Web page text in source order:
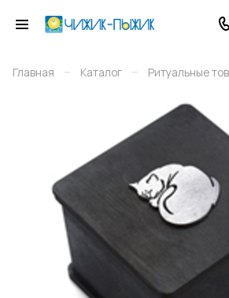
Главная – Каталог – Ритуальные